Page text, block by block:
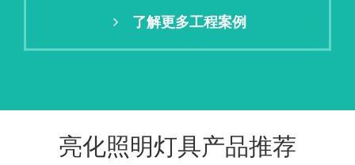
了解更多工程案例
亮化照明灯具产品推荐